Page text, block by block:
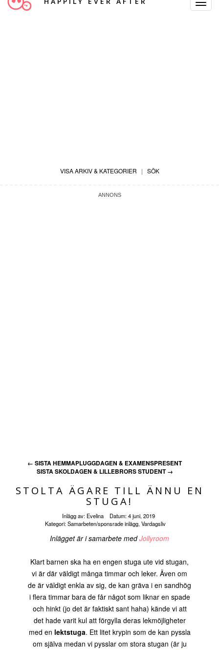
Toggle
VISA ARKIV & KATEGORIER | SÖK
← SISTA HEMMAPLUGGDAGEN & EXAMENSPRESENT
SISTA SKOLDAGEN & LILLEBRORS STUDENT→
STOLTA ÄGARE TILL ÄNNU EN
STUGA!
Inlägg av: Evelina Datum:4 juni, 2019
Kategori:Samarbeten/sponsrade inlägg, Vardagsliv
Inlägget är i samarbete medJollyroom
Klart barnen ska ha en engen stuga ute vid stugan,
vi är där väldigt många timmar och leker. Även om
de är väldigt enkla av sig, de kan gräva i en sandhög
i flera timmar bara de får något som liknar en spade
och hinkt (jo det är faktiskt sant haha) kände vi att
det hade varit kul att förgylla deras lekmöjligheter
med en lektstuga. Ett litet krypin som de kan pyssla
om själva medan vi pysslar om stora stugan (är ju